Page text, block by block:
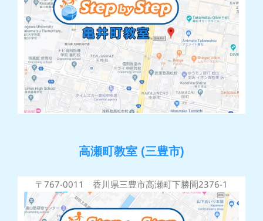
高瀬町教室 (三豊市)
〒767-0011 香川県三豊市高瀬町下勝間2376-1